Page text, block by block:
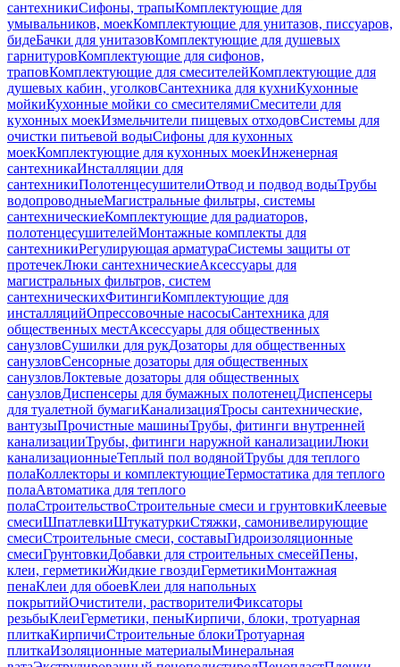
сантехникиСифоны, трапыКомплектующие для
умывальников, моекКомплектующие для унитазов, писсуаров,
бидеБачки для унитазовКомплектующие для душевых
гарнитуровКомплектующие для сифонов,
траповКомплектующие для смесителейКомплектующие для
душевых кабин, уголковСантехника для кухниКухонные
мойкиКухонные мойки со смесителямиСмесители для
кухонных моекИзмельчители пищевых отходовСистемы для
очистки питьевой водыСифоны для кухонных
моекКомплектующие для кухонных моекИнженерная
сантехникаИнсталляции для
сантехникиПолотенцесушителиОтвод и подвод водыТрубы
водопроводныеМагистральные фильтры, системы
сантехническиеКомплектующие для радиаторов,
полотенцесушителейМонтажные комплекты для
сантехникиРегулирующая арматураСистемы защиты от
протечекЛюки сантехническиеАксессуары для
магистральных фильтров, систем
сантехническихФитингиКомплектующие для
инсталляцийОпрессовочные насосыСантехника для
общественных местАксессуары для общественных
санузловСушилки для рукДозаторы для общественных
санузловСенсорные дозаторы для общественных
санузловЛоктевые дозаторы для общественных
санузловДиспенсеры для бумажных полотенецДиспенсеры
для туалетной бумагиКанализацияТросы сантехнические,
вантузыПрочистные машиныТрубы, фитинги внутренней
канализацииТрубы, фитинги наружной канализацииЛюки
канализационныеТеплый пол водянойТрубы для теплого
полаКоллекторы и комплектующиеТермостатика для теплого
полаАвтоматика для теплого
полаСтроительствоСтроительные смеси и грунтовкиКлеевые
смесиШпатлевкиШтукатуркиСтяжки, самонивелирующие
смесиСтроительные смеси, составыГидроизоляционные
смесиГрунтовкиДобавки для строительных смесейПены,
клеи, герметикиЖидкие гвоздиГерметикиМонтажная
пенаКлеи для обоевКлеи для напольных
покрытийОчистители, растворителиФиксаторы
резьбыКлеиГерметики, пеныКирпичи, блоки, тротуарная
плиткаКирпичиСтроительные блокиТротуарная
плиткаИзоляционные материалыМинеральная